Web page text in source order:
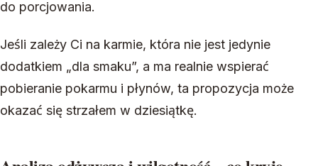
do porcjowania.
Jeśli zależy Ci na karmie, która nie jest jedynie
dodatkiem „dla smaku”, a ma realnie wspierać
pobieranie pokarmu i płynów, ta propozycja może
okazać się strzałem w dziesiątkę.